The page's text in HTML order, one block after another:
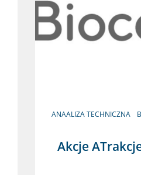
ANAALIZA TECHNICZNA
Akcje